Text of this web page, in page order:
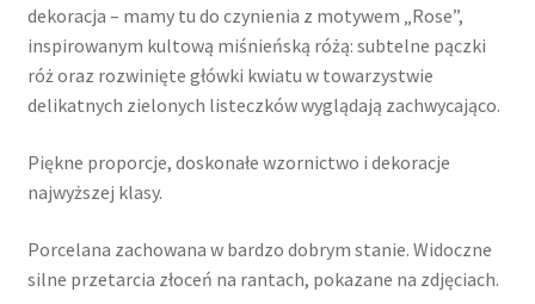
dekoracja – mamy tu do czynienia z motywem „Rose”,
inspirowanym kultową miśnieńską różą: subtelne pączki
róż oraz rozwinięte główki kwiatu w towarzystwie
delikatnych zielonych listeczków wyglądają zachwycająco.
Piękne proporcje, doskonałe wzornictwo i dekoracje
najwyższej klasy.
Porcelana zachowana w bardzo dobrym stanie. Widoczne
silne przetarcia złoceń na rantach, pokazane na zdjęciach.